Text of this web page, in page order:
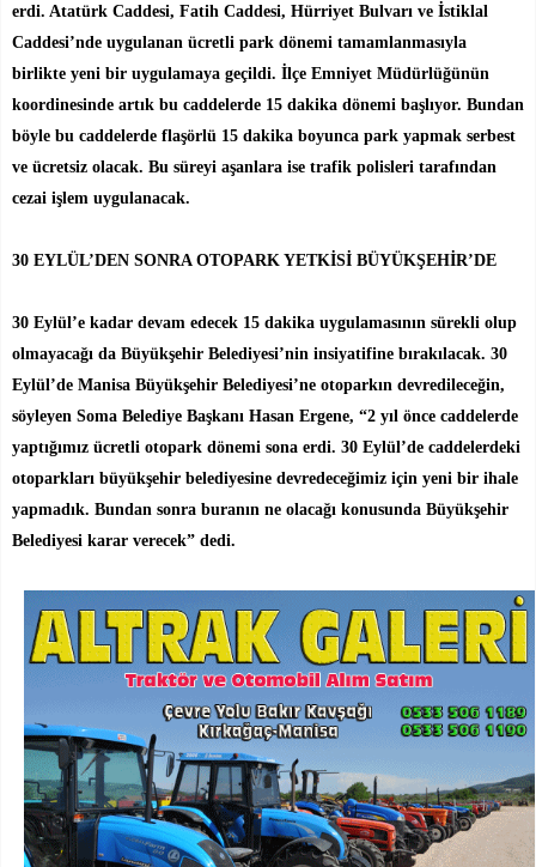
erdi. Atatürk Caddesi, Fatih Caddesi, Hürriyet Bulvarı ve İstiklal
Caddesi’nde uygulanan ücretli park dönemi tamamlanmasıyla
birlikte yeni bir uygulamaya geçildi. İlçe Emniyet Müdürlüğünün
koordinesinde artık bu caddelerde 15 dakika dönemi başlıyor. Bundan
böyle bu caddelerde flaşörlü 15 dakika boyunca park yapmak serbest
ve ücretsiz olacak. Bu süreyi aşanlara ise trafik polisleri tarafından
cezai işlem uygulanacak.
30 EYLÜL’DEN SONRA OTOPARK YETKİSİ BÜYÜKŞEHİR’DE
30 Eylül’e kadar devam edecek 15 dakika uygulamasının sürekli olup
olmayacağı da Büyükşehir Belediyesi’nin insiyatifine bırakılacak. 30
Eylül’de Manisa Büyükşehir Belediyesi’ne otoparkın devredileceğin,
söyleyen Soma Belediye Başkanı Hasan Ergene, “2 yıl önce caddelerde
yaptığımız ücretli otopark dönemi sona erdi. 30 Eylül’de caddelerdeki
otoparkları büyükşehir belediyesine devredeceğimiz için yeni bir ihale
yapmadık. Bundan sonra buranın ne olacağı konusunda Büyükşehir
Belediyesi karar verecek” dedi.